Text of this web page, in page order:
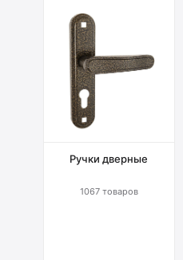
Ручки дверные
1067 товаров